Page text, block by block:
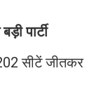
पार्टी
सीटें जीतकर